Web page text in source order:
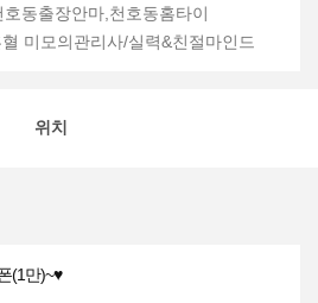
호동출장안마,천호동홈타이
미모의관리사/실력&친절마인드
위치
(1만)~♥